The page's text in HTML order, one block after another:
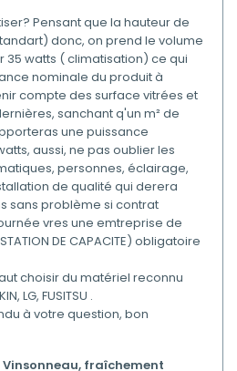
Pensant que la hauteur de
donc, on prend le volume
35 watts ( climatisation) ce qui
nominale du produit à
compte des surface vitrées et
sanchant q'un m² de
une puissance
aussi, ne pas oublier les
personnes, éclairage,
de qualité qui derera
sans problème si contrat
vres une emtreprise de
DE CAPACITE) obligatoire
choisir du matériel reconnu
LG, FUSITSU .
à votre question, bon
fraîchement